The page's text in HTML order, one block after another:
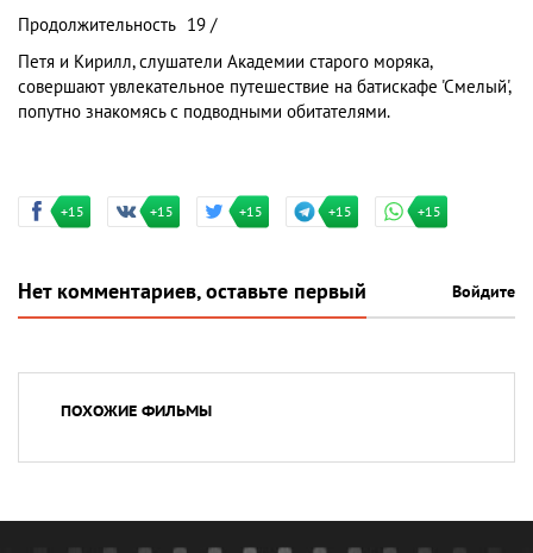
Продолжительность 19 /
Петя и Кирилл, слушатели Академии старого моряка,
совершают увлекательное путешествие на батискафе 'Смелый',
попутно знакомясь с подводными обитателями.
+15 +15 +15 +15 +15
Нет комментариев, оставьте первый Войдите
ПОХОЖИЕ ФИЛЬМЫ